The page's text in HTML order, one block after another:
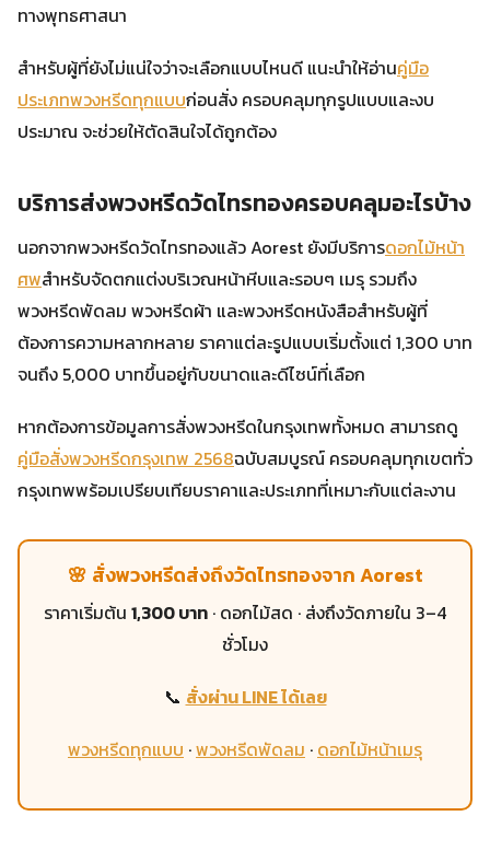
ทางพุทธศาสนา
สำหรับผู้ที่ยังไม่แน่ใจว่าจะเลือกแบบไหนดี แนะนำให้อ่านคู่มือ
ประเภทพวงหรีดทุกแบบก่อนสั่ง ครอบคลุมทุกรูปแบบและงบ
ประมาณ จะช่วยให้ตัดสินใจได้ถูกต้อง
บริการส่งพวงหรีดวัดไทรทองครอบคลุมอะไรบ้าง
นอกจากพวงหรีดวัดไทรทองแล้ว Aorest ยังมีบริการดอกไม้หน้า
ศพสำหรับจัดตกแต่งบริเวณหน้าหีบและรอบๆ เมรุ รวมถึง
พวงหรีดพัดลม พวงหรีดผ้า และพวงหรีดหนังสือสำหรับผู้ที่
ต้องการความหลากหลาย ราคาแต่ละรูปแบบเริ่มตั้งแต่ 1,300 บาท
จนถึง 5,000 บาทขึ้นอยู่กับขนาดและดีไซน์ที่เลือก
หากต้องการข้อมูลการสั่งพวงหรีดในกรุงเทพทั้งหมด สามารถดู
คู่มือสั่งพวงหรีดกรุงเทพ 2568ฉบับสมบูรณ์ ครอบคลุมทุกเขตทั่ว
กรุงเทพพร้อมเปรียบเทียบราคาและประเภทที่เหมาะกับแต่ละงาน
🌸 สั่งพวงหรีดส่งถึงวัดไทรทองจาก Aorest
ราคาเริ่มต้น 1,300 บาท · ดอกไม้สด · ส่งถึงวัดภายใน 3–4
ชั่วโมง
📞 สั่งผ่าน LINE ได้เลย
พวงหรีดทุกแบบ ·พวงหรีดพัดลม · ดอกไม้หน้าเมรุ